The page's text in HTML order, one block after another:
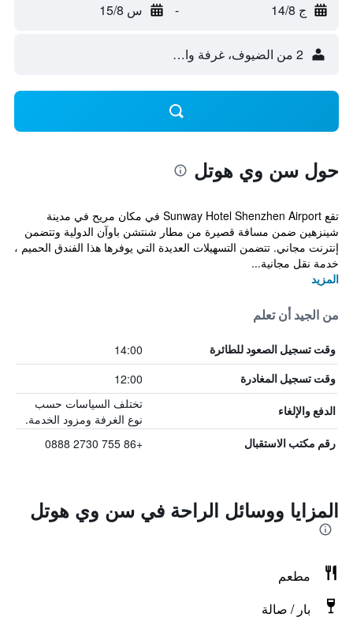
ج 14/8 - س 15/8
2 من الضيوف، غرفة واحدة
حول سن وي هوتل
تقع Sunway Hotel Shenzhen Airport في مكان مريح في مدينة
شينزهين ضمن مسافة قصيرة من مطار شنتشن باوآن الدولية وتتضمن
إنترنت مجاني. تتضمن التسهيلات العديدة التي يوفرها هذا الفندق الحميم ،
خدمة نقل مجانية...
المزيد
من الجيد أن تعلم
وقت تسجيل الصعود للطائرة 14:00
وقت تسجيل المغادرة 12:00
الدفع والإلغاء
تختلف السياسات حسب
نوع الغرفة ومزود الخدمة.
رقم مكتب الاستقبال +86 755 2730 0888
المزايا ووسائل الراحة في سن وي هوتل
مطعم
بار / صالة